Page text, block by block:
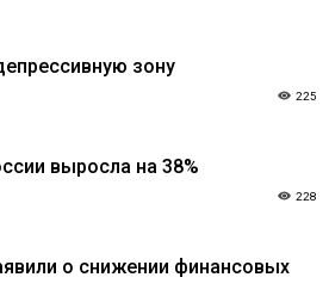
зону
225
выросла на 38%
228
о снижении финансовых